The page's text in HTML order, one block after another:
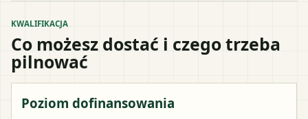
KWALIFIKACJA
Co możesz dostać i czego trzeba
pilnować
Poziom dofinansowania